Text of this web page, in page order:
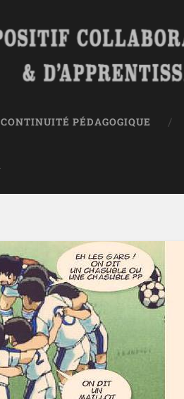
CONTINUITÉ PÉDAGOGIQUE